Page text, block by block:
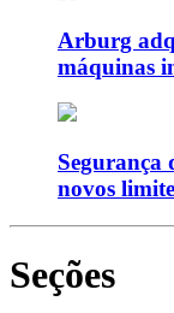
Arburg
máquinas
Segurança
novos
Seções